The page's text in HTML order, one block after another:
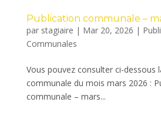
Publication communale –
par stagiaire | Mar 20, 2026 |
Communales
Vous pouvez consulter ci-dessous
communale du mois mars 2026 :
communale – mars...